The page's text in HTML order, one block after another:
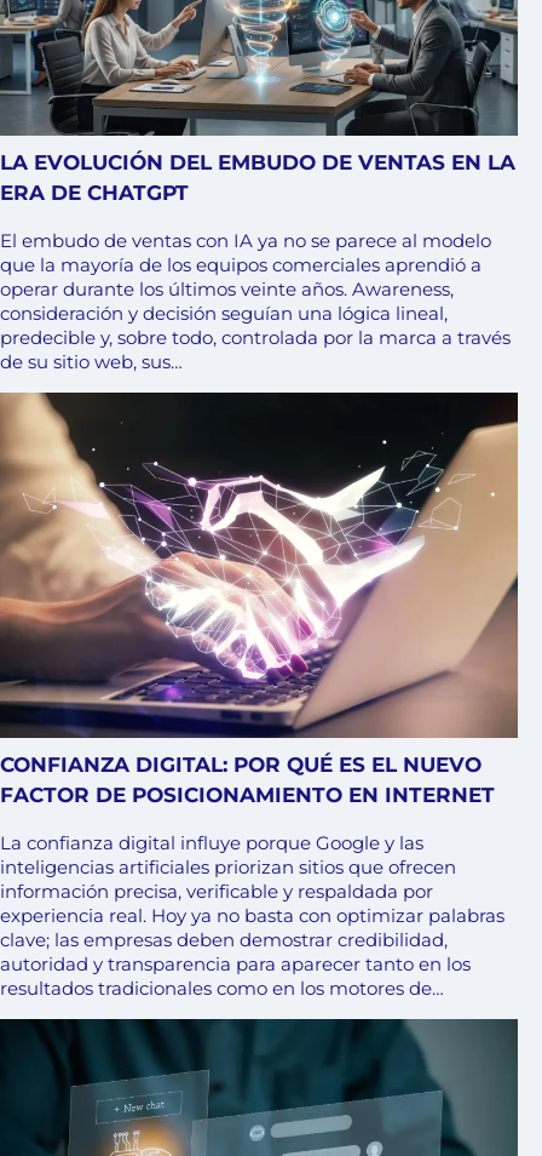
LA EVOLUCIÓN DEL EMBUDO DE VENTAS EN LA
ERA DE CHATGPT
El embudo de ventas con IA ya no se parece al modelo
que la mayoría de los equipos comerciales aprendió a
operar durante los últimos veinte años. Awareness,
consideración y decisión seguían una lógica lineal,
predecible y, sobre todo, controlada por la marca a través
de su sitio web, sus…
CONFIANZA DIGITAL: POR QUÉ ES EL NUEVO
FACTOR DE POSICIONAMIENTO EN INTERNET
La confianza digital influye porque Google y las
inteligencias artificiales priorizan sitios que ofrecen
información precisa, verificable y respaldada por
experiencia real. Hoy ya no basta con optimizar palabras
clave; las empresas deben demostrar credibilidad,
autoridad y transparencia para aparecer tanto en los
resultados tradicionales como en los motores de…